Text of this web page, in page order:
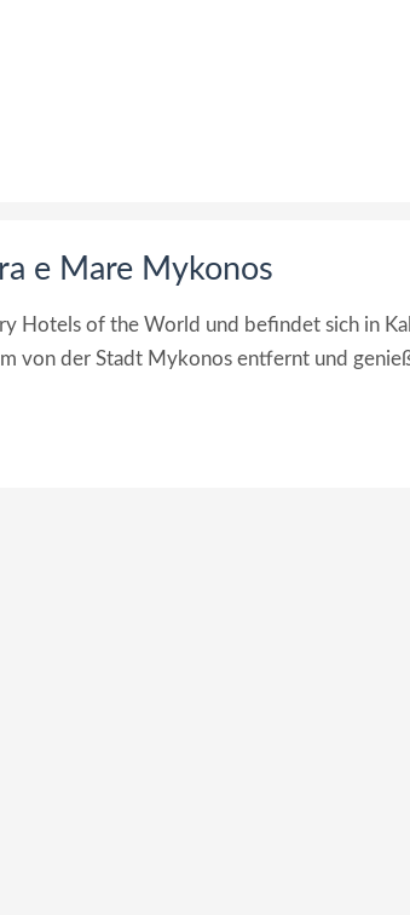
e Mare Mykonos
Hotels of the World und befindet sich in
von der Stadt Mykonos entfernt und